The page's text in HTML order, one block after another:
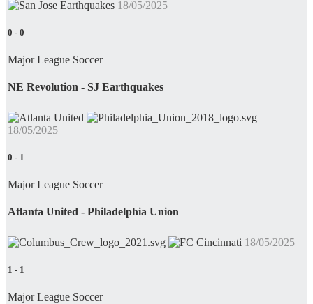
18/05/2025
0 - 0
Major League Soccer
NE Revolution - SJ Earthquakes
18/05/2025
0 - 1
Major League Soccer
Atlanta United - Philadelphia Union
18/05/2025
1 - 1
Major League Soccer